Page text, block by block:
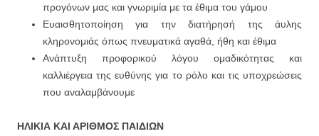
προγόνων μας και γνωριμία με τα έθιμα του γάμου
Ευαισθητοποίηση για την διατήρησή της άυλης
κληρονομιάς όπως πνευματικά αγαθά, ήθη και έθιμα
Ανάπτυξη προφορικού λόγου ομαδικότητας και
καλλιέργεια της ευθύνης για το ρόλο και τις υποχρεώσεις
που αναλαμβάνουμε
ΗΛΙΚΙΑ ΚΑΙ ΑΡΙΘΜΟΣ ΠΑΙΔΙΩΝ